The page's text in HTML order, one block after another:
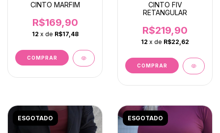
CINTO MARFIM
R$169,90
12 x de R$17,48
COMPRAR
CINTO FIV
RETANGULAR
R$219,90
12 x de R$22,62
COMPRAR
ESGOTADO ESGOTADO